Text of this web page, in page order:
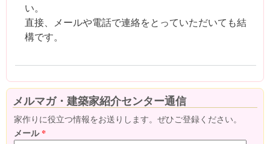
い。
直接、メールや電話で連絡をとっていただいても結
構です。
メルマガ・建築家紹介センター通信
家作りに役立つ情報をお送りします。ぜひご登録ください。
メール*